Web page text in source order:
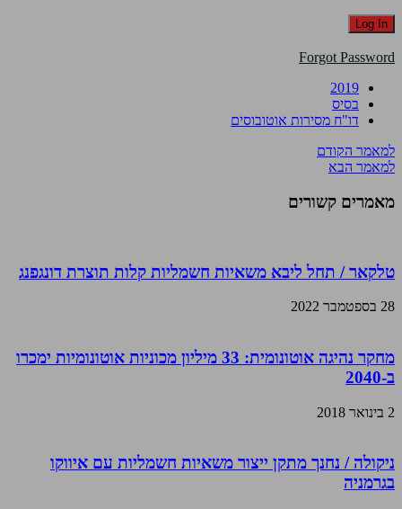
Forgot Password
2019
בסיס
דו"ח מסירות אוטובוסים
למאמר הקודם
למאמר הבא
מאמרים קשורים
טלקאר / תחל ליבא משאיות חשמליות קלות תוצרת דונגפנג
28 בספטמבר 2022
מחקר נהיגה אוטונומית: 33 מיליון מכוניות אוטונומיות ימכרו
ב-2040
2 בינואר 2018
ניקולה / נחנך מתקן ייצור משאיות חשמליות עם איווקו
בגרמניה